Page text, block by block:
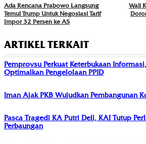
Ada Rencana Prabowo Langsung
Temui Trump Untuk Negosiasi Tarif
Impor 32 Persen ke AS
Wali
ARTIKEL TERKAIT
Pemprovsu Perkuat Keterbukaan
Optimalkan Pengelolaan PPID
Iman Ajak PKB Wujudkan Pembangunan
Pasca Tragedi KA Putri Deli, KAI Tutup
Perbaungan